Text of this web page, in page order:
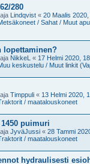
280
Lindqvist « 20 Maalis
/ Sahat / Muut
lopettaminen?
NikkeL « 17 Helmi 2020,
keskustelu / Muut linkit
Timppuli « 13 Helmi 2020,
/ maatalouskoneet
puimuri
JyväJussi « 28 Tammi
/ maatalouskoneet
hydraulisesti